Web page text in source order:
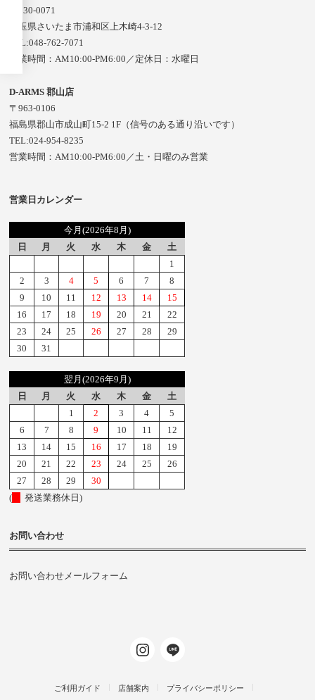
〒330-0071
埼玉県さいたま市浦和区上木崎4-3-12
TEL:048-762-7071
営業時間：AM10:00-PM6:00／定休日：水曜日
D-ARMS 郡山店
〒963-0106
福島県郡山市成山町15-2 1F（信号のある通り沿いです）
TEL:024-954-8235
営業時間：AM10:00-PM6:00／土・日曜のみ営業
営業日カレンダー
今月(2026年8月)
日
月 火 水 木 金
土
1
2
3 4 5 6 7
8
9
10 11 12 13 14
15
16
17 18 19 20 21
22
23
24 25 26 27 28
29
30
31
翌月(2026年9月)
日
月 火 水 木 金
土
1
2 3 4
5
6
7 8 9 10 11
12
13
14 15 16 17 18
19
20
21 22 23 24 25
26
27
28 29
30
(
発送業務休日)
お問い合わせ
お問い合わせメールフォーム
ご利用ガイド 店舗案内 プライバシーポリシー